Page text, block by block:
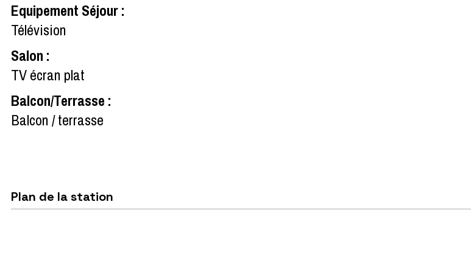
Equipement Séjour:
Télévision
Salon :
TV écran plat
Balcon/Terrasse :
Balcon / terrasse
Plan de la station